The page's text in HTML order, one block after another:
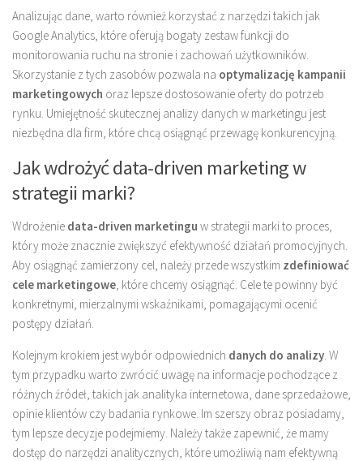
Analizując dane, warto również korzystać z narzędzi takich jak
Google Analytics, które oferują bogaty zestaw funkcji do
monitorowania ruchu na stronie i zachowań użytkowników.
Skorzystanie z tych zasobów pozwala na optymalizację kampanii
marketingowych oraz lepsze dostosowanie oferty do potrzeb
rynku. Umiejętność skutecznej analizy danych w marketingu jest
niezbędna dla firm, które chcą osiągnąć przewagę konkurencyjną.
Jak wdrożyć data-driven marketing w
strategii marki?
Wdrożenie data-driven marketingu w strategii marki to proces,
który może znacznie zwiększyć efektywność działań promocyjnych.
Aby osiągnąć zamierzony cel, należy przede wszystkim zdefiniować
cele marketingowe , które chcemy osiągnąć. Cele te powinny być
konkretnymi, mierzalnymi wskaźnikami, pomagającymi ocenić
postępy działań.
Kolejnym krokiem jest wybór odpowiednich danych do analizy . W
tym przypadku warto zwrócić uwagę na informacje pochodzące z
różnych źródeł, takich jak analityka internetowa, dane sprzedażowe,
opinie klientów czy badania rynkowe. Im szerszy obraz posiadamy,
tym lepsze decyzje podejmiemy. Należy także zapewnić, że mamy
dostęp do narzędzi analitycznych, które umożliwią nam efektywną